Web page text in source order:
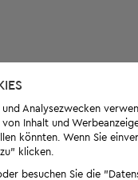
Analysezwecken
Inhalt und
könnten. Wenn Sie
klicken.
besuchen Sie die